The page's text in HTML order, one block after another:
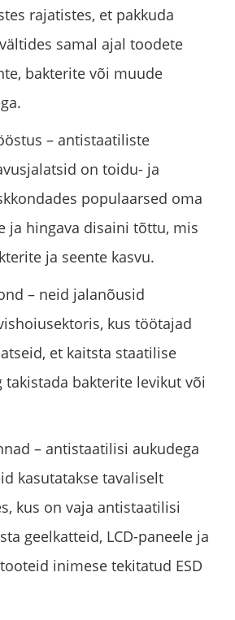
rajatistes, et pakkuda
samal ajal toodete
bakterite või muude
– antistaatiliste
on toidu- ja
populaarsed oma
ja hingava disaini tõttu, mis
ja seente kasvu.
– neid jalanõusid
kus töötajad
et kaitsta staatilise
takistada bakterite levikut või
– antistaatilisi aukudega
kasutatakse tavaliselt
kus on vaja antistaatilisi
geelkatteid, LCD-paneele ja
inimese tekitatud ESD